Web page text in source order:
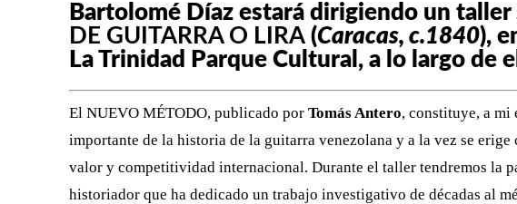
Bartolomé Díaz estará dirigiendo un taller
DE GUITARRA O LIRA (Caracas, c.1840),
La Trinidad Parque Cultural, a lo largo de
El NUEVO MÉTODO, publicado por Tomás Antero, constituye, a mi
importante de la historia de la guitarra venezolana y a la vez se
valor y competitividad internacional. Durante el taller tendremos la
historiador que ha dedicado un trabajo investigativo de décadas al